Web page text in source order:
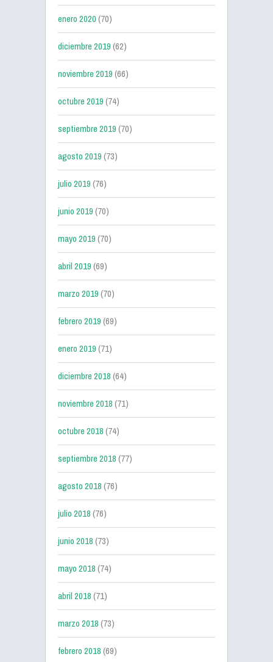
enero 2020(70)
diciembre 2019(62)
noviembre 2019(66)
octubre 2019(74)
septiembre 2019(70)
agosto 2019(73)
julio 2019(76)
junio 2019(70)
mayo 2019(70)
abril 2019(69)
marzo 2019(70)
febrero 2019(69)
enero 2019(71)
diciembre 2018(64)
noviembre 2018(71)
octubre 2018(74)
septiembre 2018(77)
agosto 2018(76)
julio 2018(76)
junio 2018(73)
mayo 2018(74)
abril 2018(71)
marzo 2018(73)
febrero 2018(69)